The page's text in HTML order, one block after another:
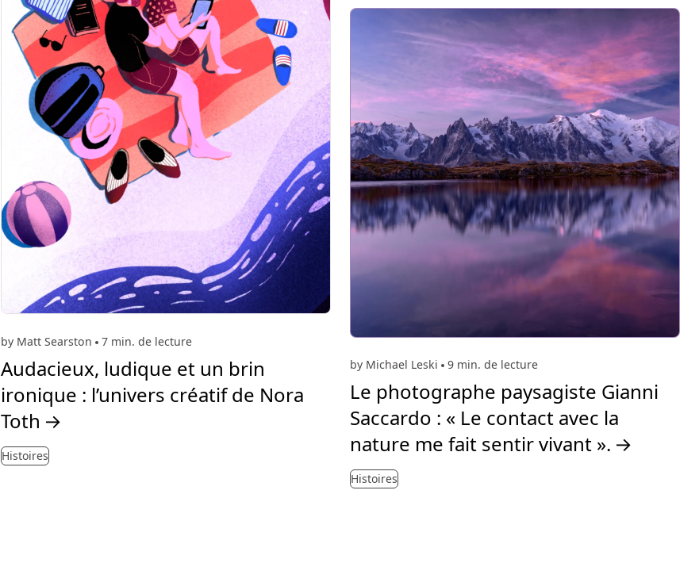
by Matt Searston 7 min. de lecture
Audacieux, ludique et un brin
ironique : l’univers créatif de Nora
Toth →
Histoires
by Michael Leski 9 min. de lecture
Le photographe paysagiste Gianni
Saccardo : « Le contact avec la
nature me fait sentir vivant ». →
Histoires